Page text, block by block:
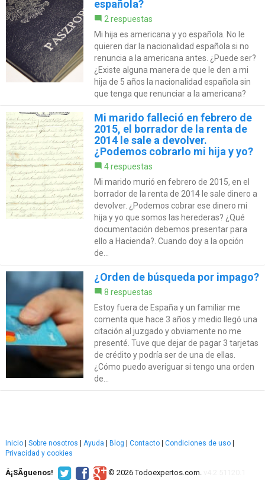
española?
2 respuestas
Mi hija es americana y yo española. No le
quieren dar la nacionalidad española si no
renuncia a la americana antes. ¿Puede ser?
¿Existe alguna manera de que le den a mi
hija de 5 años la nacionalidad española sin
que tenga que renunciar a la americana?
Mi marido falleció en febrero de
2015, el borrador de la renta de
2014 le sale a devolver.
¿Podemos cobrarlo mi hija y yo?
4 respuestas
Mi marido murió en febrero de 2015, en el
borrador de la renta de 2014 le sale dinero a
devolver. ¿Podemos cobrar ese dinero mi
hija y yo que somos las herederas? ¿Qué
documentación debemos presentar para
ello a Hacienda?. Cuando doy a la opción
de...
¿Orden de búsqueda por impago?
8 respuestas
Estoy fuera de España y un familiar me
comenta que hace 3 años y medio llegó una
citación al juzgado y obviamente no me
presenté. Tuve que dejar de pagar 3 tarjetas
de crédito y podría ser de una de ellas.
¿Cómo puedo averiguar si tengo una orden
de...
Inicio Sobre nosotros Ayuda Blog Contacto Condiciones de uso
Privacidad y cookies
Â¡SÃ­guenos! © 2026 Todoexpertos.com.